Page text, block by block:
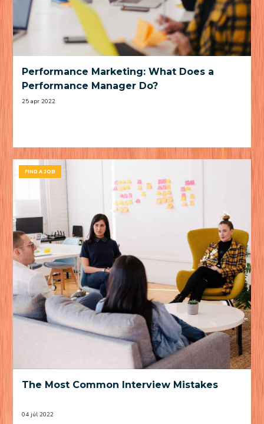
Performance Marketing: What Does a
Performance Manager Do?
25 apr 2022
FIND A JOB
The Most Common Interview Mistakes
04 júl 2022